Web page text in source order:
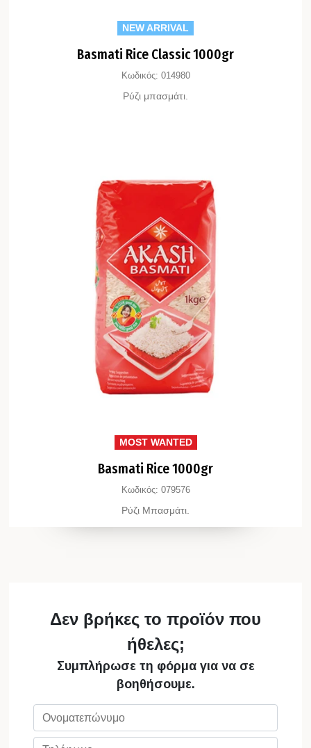
NEW ARRIVAL
Basmati Rice Classic 1000gr
Κωδικός: 014980
Ρύζι μπασμάτι.
MOST WANTED
Basmati Rice 1000gr
Κωδικός: 079576
Ρύζι Μπασμάτι.
Δεν βρήκες το προϊόν που
ήθελες;
Συμπλήρωσε τη φόρμα για να σε
βοηθήσουμε.